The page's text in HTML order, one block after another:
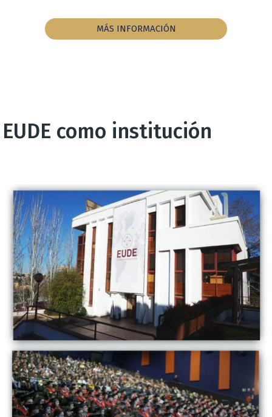
MÁS INFORMACIÓN
EUDE como institución